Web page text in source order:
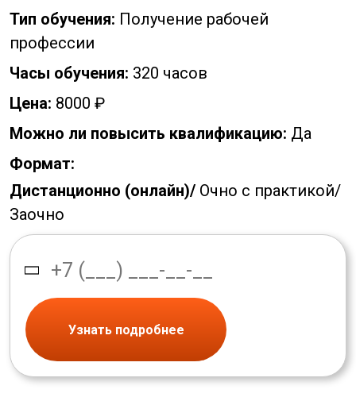
Тип обучения: Получение рабочей
профессии
Часы обучения: 320 часов
Цена: 8000 ₽
Можно ли повысить квалификацию: Да
Формат:
Дистанционно (онлайн)/ Очно с практикой/
Заочно
Узнать подробнее